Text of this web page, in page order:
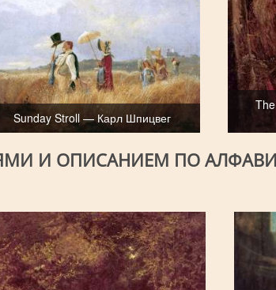
Sunday Stroll — Карл Шпицвег
И ОПИСАНИЕМ ПО